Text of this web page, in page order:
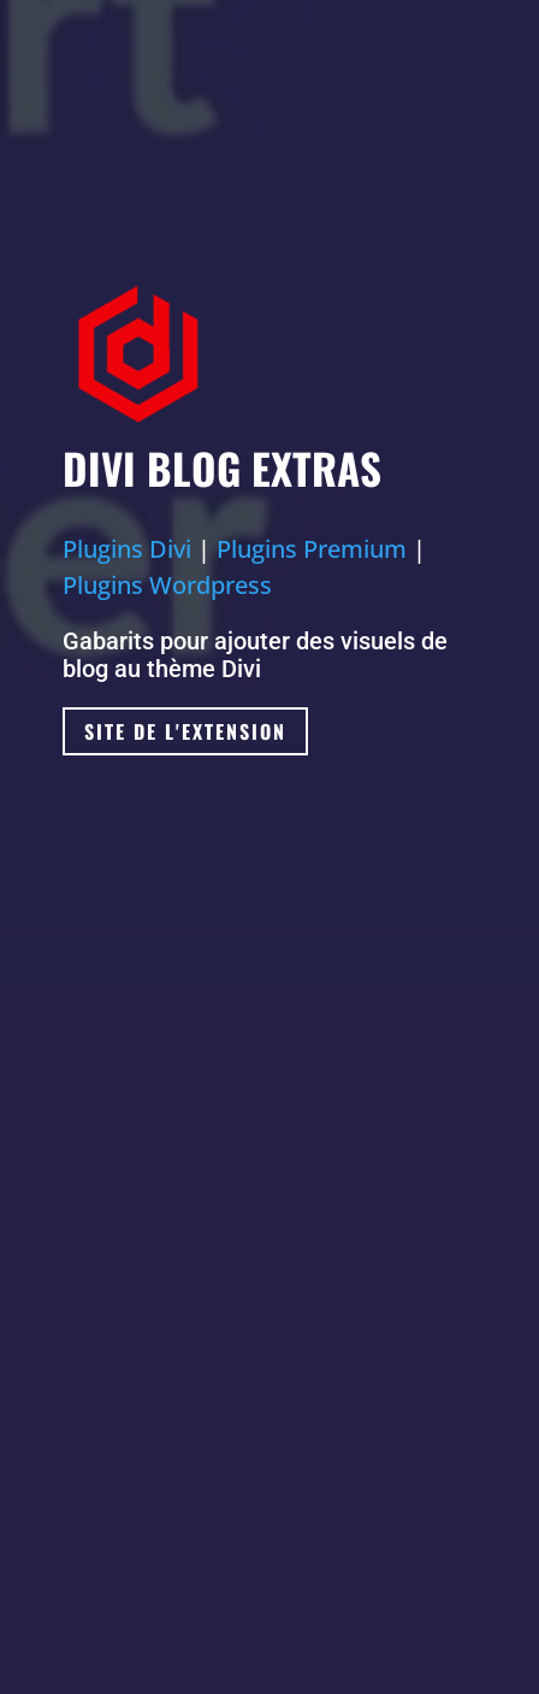
DIVI BLOG EXTRAS
Plugins Divi | Plugins Premium |
Plugins Wordpress
Gabarits pour ajouter des visuels de
blog au thème Divi
SITE DE L'EXTENSION